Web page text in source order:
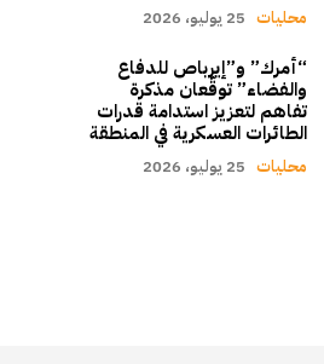
محليات 25 يوليو، 2026
“أمرك” و”إيرباص للدفاع
والفضاء” توقّعان مذكرة
تفاهم لتعزيز استدامة قدرات
الطائرات العسكرية في المنطقة
محليات 25 يوليو، 2026